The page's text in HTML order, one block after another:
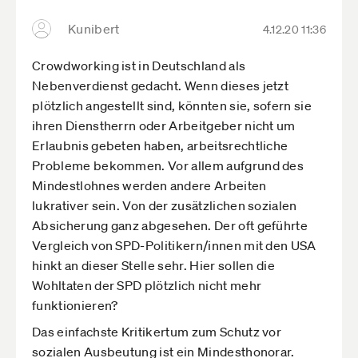
Und dann sollen (potentielle) Auftraggeber/-
nehmer noch Wochen/Monate auf die DRV
warten? Das macht niemand mit! Das werden die
Heils natürlich wissen - und das wird auch ihre
Absicht sein.
Ein Gesetzentwurf, der solche Ansinnen
beinhaltet, darf nicht in eine Ressortabstimmung.
Hier sind Helge Braun und die
Mittelstandspolitiker der Union gefragt (sofern
sie einmal endlich erkennen, was für verheerende
Ansinnen für die Volkswirtschaft hier im BMAS
gesponnen werden).
Im BMAS arbeitet offensichtlich eine Hardcore-
Fraktion (von Gewerkschaftern) daran, unseren
Stand final auszuradieren. Unter dem Vorwand
der sozialen Fürsorge sollen Existenzen
vernichtet werden.
Kunibert 4.12.20 11:36
Crowdworking ist in Deutschland als
Nebenverdienst gedacht. Wenn dieses jetzt
plötzlich angestellt sind, könnten sie, sofern sie
ihren Dienstherrn oder Arbeitgeber nicht um
Erlaubnis gebeten haben, arbeitsrechtliche
Probleme bekommen. Vor allem aufgrund des
Mindestlohnes werden andere Arbeiten
lukrativer sein. Von der zusätzlichen sozialen
Absicherung ganz abgesehen. Der oft geführte
Vergleich von SPD-Politikern/innen mit den USA
hinkt an dieser Stelle sehr. Hier sollen die
Wohltaten der SPD plötzlich nicht mehr
funktionieren?
Das einfachste Kritikertum zum Schutz vor
sozialen Ausbeutung ist ein Mindesthonorar.